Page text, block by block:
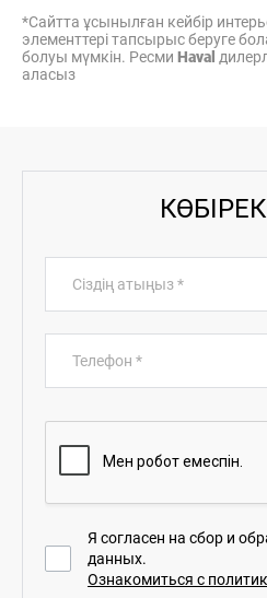
*Сайтта ұсынылған кейбір
элементтері тапсырыс беруге
болуы мүмкін. Ресми Haval
аласыз
Сіздің атыңыз*
Телефон *
Я согласен на сбор и
данных.
Ознакомиться с